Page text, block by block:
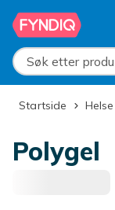
Hopp til
Søk etter
Startside
Polygel